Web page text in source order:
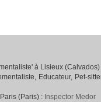
à Lisieux (Calvados)
Educateur, Pet-
(Paris) : Inspector Medor